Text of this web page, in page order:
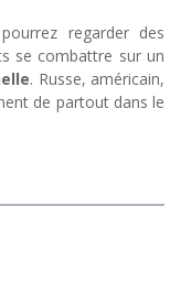
regarder des
se combattre sur un
. Russe, américain,
de partout dans le